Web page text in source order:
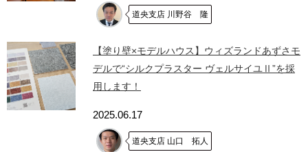
道央支店 川野谷 隆
【塗り壁×モデルハウス】ウィズランドあずさモ
デルで“シルクプラスター ヴェルサイユⅡ”を採
用します！
2025.06.17
道央支店 山口 拓人